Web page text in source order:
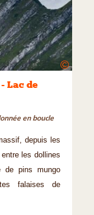
©
Lac de
en boucle
depuis les
les dollines
de pins mungo
falaises de